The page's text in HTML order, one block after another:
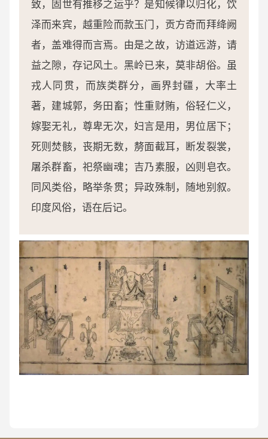
致，固世有推移之运乎？是知候律以归化，饮
泽而来宾，越重险而款玉门，贡方奇而拜绛阙
者，盖难得而言焉。由是之故，访道远游，请
益之隙，存记风土。黑岭已来，莫非胡俗。虽
戎人同贯，而族类群分，画界封疆，大率土
著，建城郭，务田畜；性重财贿，俗轻仁义，
嫁娶无礼，尊卑无次，妇言是用，男位居下；
死则焚骸，丧期无数，剺面截耳，断发裂裳，
屠杀群畜，祀祭幽魂；吉乃素服，凶则皂衣。
同风类俗，略举条贯；异政殊制，随地别叙。
印度风俗，语在后记。